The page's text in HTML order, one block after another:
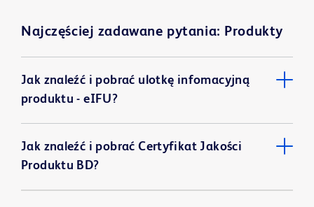
Najczęściej zadawane pytania: Produkty
Jak znaleźć i pobrać ulotkę infomacyjną
produktu - eIFU?
Jak znaleźć i pobrać Certyfikat Jakości
Produktu BD?